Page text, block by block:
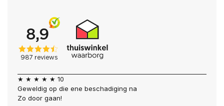
★ ★ ★ ★ ★ 10
Geweldig op die ene beschadiging na
Zo door gaan!